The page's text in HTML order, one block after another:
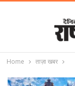
Home ताज़ा खबर